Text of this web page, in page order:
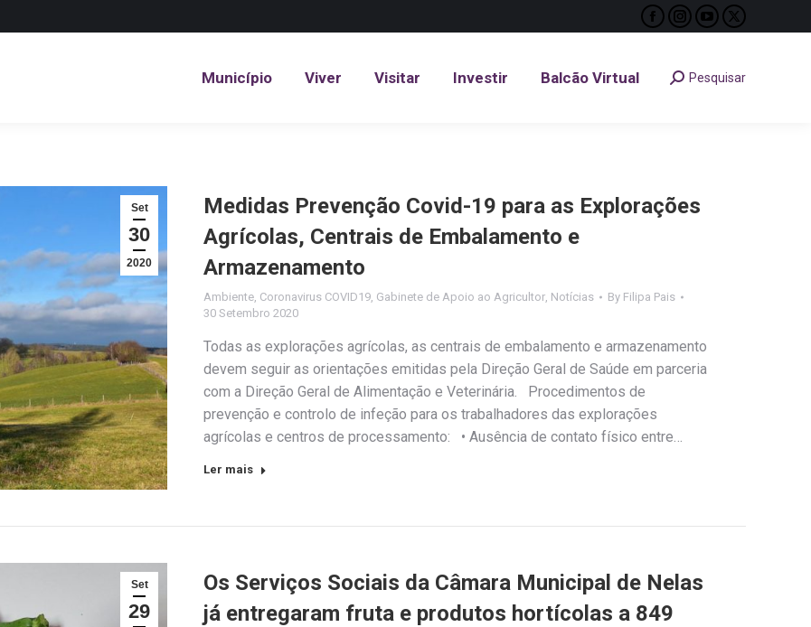
Facebook
opens
Instagram
opens
YouTube
opens
X
opens
Município Viver Visitar Investir Balcão Virtual Search:Pesquisar
Set
30
2020
Medidas Prevenção Covid-19 para as Explorações
Agrícolas, Centrais de Embalamento e
Armazenamento
Ambiente, Coronavirus COVID19, Gabinete de Apoio ao Agricultor, Notícias By Filipa Pais
30 Setembro 2020
Todas as explorações agrícolas, as centrais de embalamento e armazenamento
devem seguir as orientações emitidas pela Direção Geral de Saúde em parceria
com a Direção Geral de Alimentação e Veterinária. Procedimentos de
prevenção e controlo de infeção para os trabalhadores das explorações
agrícolas e centros de processamento: • Ausência de contato físico entre…
Ler mais
Set
29
Os Serviços Sociais da Câmara Municipal de Nelas
já entregaram fruta e produtos hortícolas a 849
Município Viver Visitar Investir Balcão Virtual Search:
Pesquisar